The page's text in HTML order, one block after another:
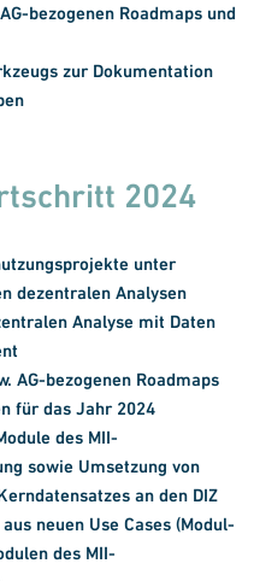
bezogenen Roadmaps und
zur Dokumentation
2024
unter
dezentralen Analysen
Analyse mit Daten
AG-bezogenen Roadmaps
für das Jahr 2024
des MII-
sowie Umsetzung von
an den DIZ
neuen Use Cases (Modul-
des MII-